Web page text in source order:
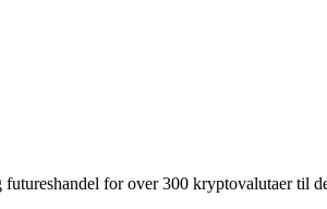
for over 300 kryptovalutaer til